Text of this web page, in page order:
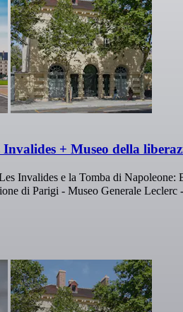
Invalides + Museo della
Invalides e la Tomba di Napoleone:
di Parigi - Museo Generale Leclerc